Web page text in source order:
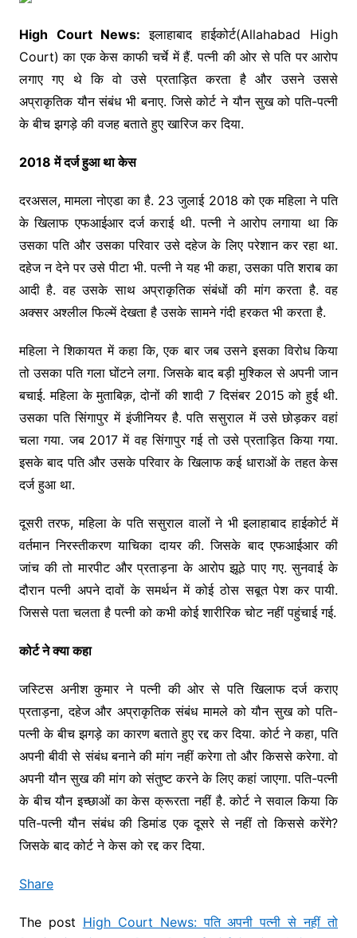
o
o
k
p
p
n
k
m
High Court News:इलाहाबाद हाईकोर्ट(Allahabad High
Court) का एक केस काफी चर्चे में हैं. पत्नी की ओर से पति पर आरोप
लगाए गए थे कि वो उसे प्रताड़ित करता है और उसने उससे
अप्राकृतिक यौन संबंध भी बनाए. जिसे कोर्ट ने यौन सुख को पति-पत्नी
के बीच झगड़े की वजह बताते हुए खारिज कर दिया.
2018 में दर्ज हुआ था केस
दरअसल, मामला नोएडा का है. 23 जुलाई 2018 को एक महिला ने पति
के खिलाफ एफआईआर दर्ज कराई थी. पत्नी ने आरोप लगाया था कि
उसका पति और उसका परिवार उसे दहेज के लिए परेशान कर रहा था.
दहेज न देने पर उसे पीटा भी. पत्नी ने यह भी कहा, उसका पति शराब का
आदी है. वह उसके साथ अप्राकृतिक संबंधों की मांग करता है. वह
अक्सर अश्लील फिल्में देखता है उसके सामने गंदी हरकत भी करता है.
महिला ने शिकायत में कहा कि, एक बार जब उसने इसका विरोध किया
तो उसका पति गला घोंटने लगा. जिसके बाद बड़ी मुश्किल से अपनी जान
बचाई. महिला के मुताबिक़, दोनों की शादी 7 दिसंबर 2015 को हुई थी.
उसका पति सिंगापुर में इंजीनियर है. पति ससुराल में उसे छोड़कर वहां
चला गया. जब 2017 में वह सिंगापुर गई तो उसे प्रताड़ित किया गया.
इसके बाद पति और उसके परिवार के खिलाफ कई धाराओं के तहत केस
दर्ज हुआ था.
दूसरी तरफ, महिला के पति ससुराल वालों ने भी इलाहाबाद हाईकोर्ट में
वर्तमान निरस्तीकरण याचिका दायर की. जिसके बाद एफआईआर की
जांच की तो मारपीट और प्रताड़ना के आरोप झूठे पाए गए. सुनवाई के
दौरान पत्नी अपने दावों के समर्थन में कोई ठोस सबूत पेश कर पायी.
जिससे पता चलता है पत्नी को कभी कोई शारीरिक चोट नहीं पहुंचाई गई.
कोर्ट ने क्या कहा
जस्टिस अनीश कुमार ने पत्नी की ओर से पति खिलाफ दर्ज कराए
प्रताड़ना, दहेज और अप्राकृतिक संबंध मामले को यौन सुख को पति-
पत्नी के बीच झगड़े का कारण बताते हुए रद्द कर दिया. कोर्ट ने कहा, पति
अपनी बीवी से संबंध बनाने की मांग नहीं करेगा तो और किससे करेगा. वो
अपनी यौन सुख की मांग को संतुष्ट करने के लिए कहां जाएगा. पति-पत्नी
के बीच यौन इच्छाओं का केस क्रूरता नहीं है. कोर्ट ने सवाल किया कि
पति-पत्नी यौन संबंध की डिमांड एक दूसरे से नहीं तो किससे करेंगे?
जिसके बाद कोर्ट ने केस को रद्द कर दिया.
Share
The post High Court News: पति अपनी पत्नी से नहीं तो